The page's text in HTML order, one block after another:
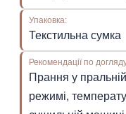
Упаковка:
Текстильна сумка
Рекомендації по
Прання у
режимі,